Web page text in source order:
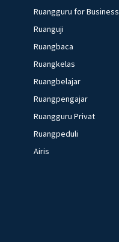
Ruangguru for Business
Ruanguji
Ruangbaca
Ruangkelas
Ruangbelajar
Ruangpengajar
Ruangguru Privat
Ruangpeduli
Airis